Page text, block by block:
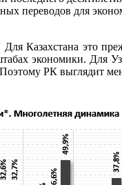
переводов для
это
экономики. Для
РК выглядит